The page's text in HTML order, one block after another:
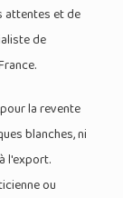
attentes et de
de
la revente
blanches, ni
l'export.
ou